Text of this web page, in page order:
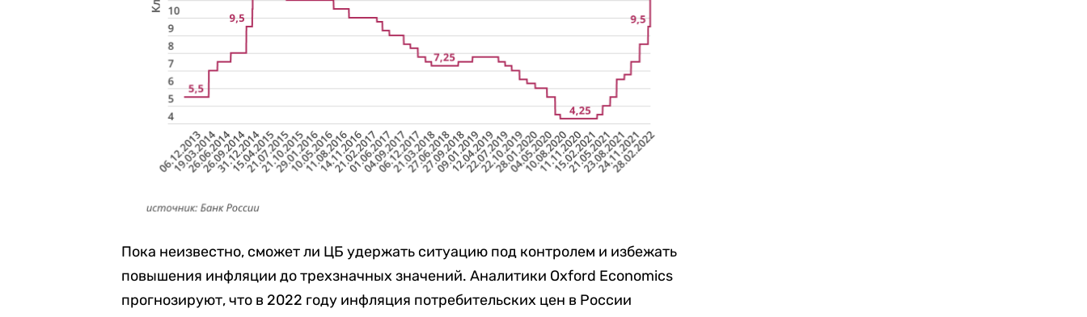
Пока неизвестно, сможет ли ЦБ удержать ситуацию под контролем и избежать
повышения инфляции до трехзначных значений. Аналитики Oxford Economics
прогнозируют, что в 2022 году инфляция потребительских цен в России